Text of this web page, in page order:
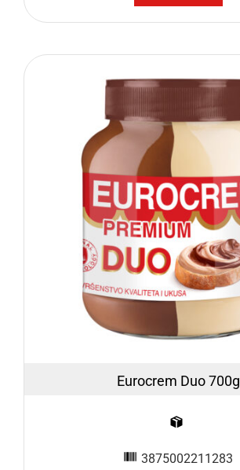
Eurocrem Duo 700g
3875002211283